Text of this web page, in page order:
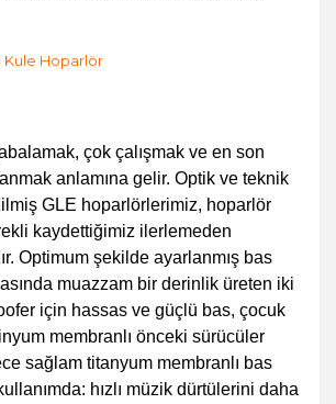
çok çalışmak ve en son
anlamına gelir. Optik ve teknik
GLE hoparlörlerimiz, hoparlör
kaydettiğimiz ilerlemeden
Optimum şekilde ayarlanmış bas
muazzam bir derinlik üreten iki
için hassas ve güçlü bas, çocuk
membranlı önceki sürücüler
sağlam titanyum membranlı bas
hızlı müzik dürtülerini daha